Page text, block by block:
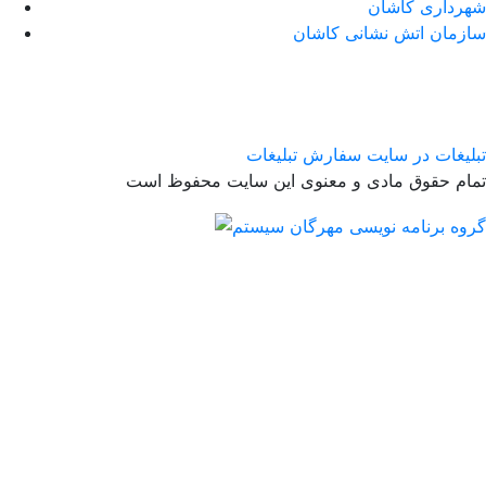
شهرداری کاشان
سازمان اتش نشانی کاشان
تبلیغات در سایت سفارش تبلیغات
تمام حقوق مادی و معنوی این سایت محفوظ است